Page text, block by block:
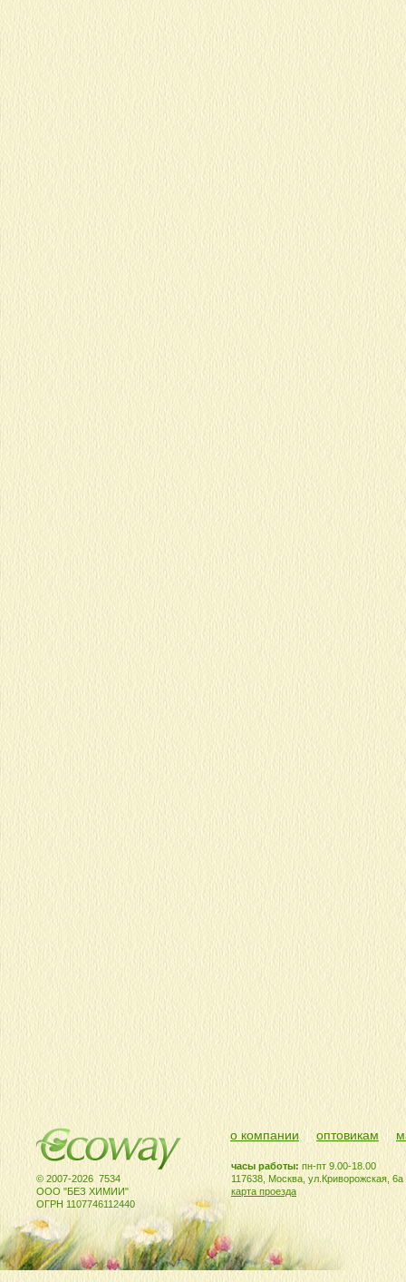
© 2007-2026 7534
ООО "БЕЗ ХИМИИ"
ОГРН 1107746112440
часы работы: пн-пт 9.00-18.00
117638, Москва, ул.Криворожская, 6а
карта проезда
о компании оптовикам